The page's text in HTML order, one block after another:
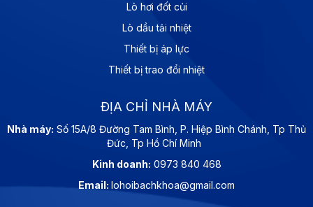
Lò hơi đốt củi
Lò dầu tải nhiệt
Thiết bị áp lực
Thiết bị trao đổi nhiệt
ĐỊA CHỈ NHÀ MÁY
Nhà máy: Số 15A/8 Đường Tam Bình, P. Hiệp Bình Chánh, Tp Thủ
Đức, Tp Hồ Chí Minh
Kinh doanh: 0973 840 468
Email: lohoibachkhoa@gmail.com